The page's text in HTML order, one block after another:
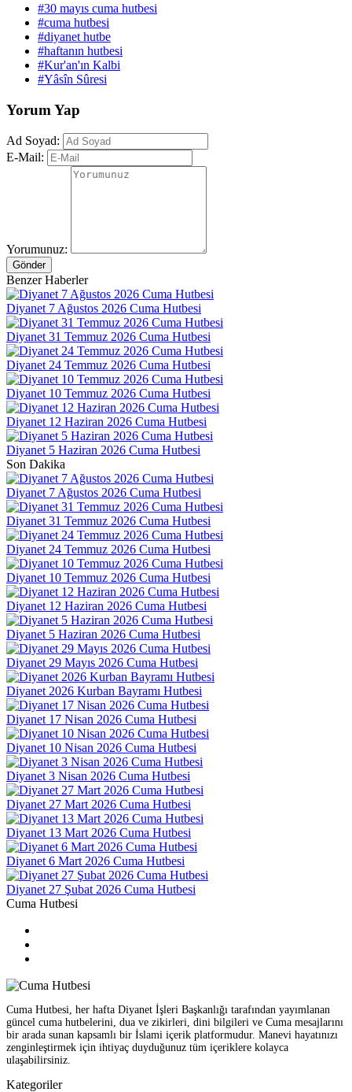
#30 mayıs cuma hutbesi
#cuma hutbesi
#diyanet hutbe
#haftanın hutbesi
#Kur'an'ın Kalbi
#Yâsîn Sûresi
Yorum Yap
Ad Soyad:
E-Mail:
Yorumunuz:
Gönder
Benzer Haberler
Diyanet 7 Ağustos 2026 Cuma Hutbesi
Diyanet 31 Temmuz 2026 Cuma Hutbesi
Diyanet 24 Temmuz 2026 Cuma Hutbesi
Diyanet 10 Temmuz 2026 Cuma Hutbesi
Diyanet 12 Haziran 2026 Cuma Hutbesi
Diyanet 5 Haziran 2026 Cuma Hutbesi
Son Dakika
Diyanet 7 Ağustos 2026 Cuma Hutbesi
Diyanet 31 Temmuz 2026 Cuma Hutbesi
Diyanet 24 Temmuz 2026 Cuma Hutbesi
Diyanet 10 Temmuz 2026 Cuma Hutbesi
Diyanet 12 Haziran 2026 Cuma Hutbesi
Diyanet 5 Haziran 2026 Cuma Hutbesi
Diyanet 29 Mayıs 2026 Cuma Hutbesi
Diyanet 2026 Kurban Bayramı Hutbesi
Diyanet 17 Nisan 2026 Cuma Hutbesi
Diyanet 10 Nisan 2026 Cuma Hutbesi
Diyanet 3 Nisan 2026 Cuma Hutbesi
Diyanet 27 Mart 2026 Cuma Hutbesi
Diyanet 13 Mart 2026 Cuma Hutbesi
Diyanet 6 Mart 2026 Cuma Hutbesi
Diyanet 27 Şubat 2026 Cuma Hutbesi
Cuma Hutbesi
Cuma Hutbesi, her hafta Diyanet İşleri Başkanlığı tarafından yayımlanan
güncel cuma hutbelerini, dua ve zikirleri, dini bilgileri ve Cuma mesajlarını
bir arada sunan kapsamlı bir İslami içerik platformudur. Manevi hayatınızı
zenginleştirmek için ihtiyaç duyduğunuz tüm içeriklere kolayca
ulaşabilirsiniz.
Kategoriler